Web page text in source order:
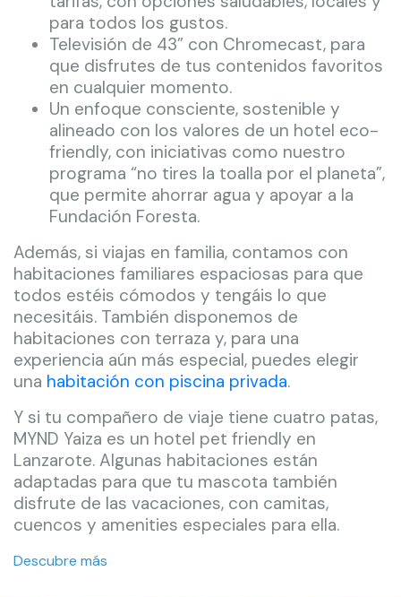
para todos los gustos.
Televisión de 43” con Chromecast, para
que disfrutes de tus contenidos favoritos
en cualquier momento.
Un enfoque consciente, sostenible y
alineado con los valores de un hotel eco-
friendly, con iniciativas como nuestro
programa “no tires la toalla por el planeta”,
que permite ahorrar agua y apoyar a la
Fundación Foresta.
Además, si viajas en familia, contamos con
habitaciones familiares espaciosas para que
todos estéis cómodos y tengáis lo que
necesitáis. También disponemos de
habitaciones con terraza y, para una
experiencia aún más especial, puedes elegir
una habitación con piscina privada.
Y si tu compañero de viaje tiene cuatro patas,
MYND Yaiza es un hotel pet friendly en
Lanzarote. Algunas habitaciones están
adaptadas para que tu mascota también
disfrute de las vacaciones, con camitas,
cuencos y amenities especiales para ella.
Descubre más